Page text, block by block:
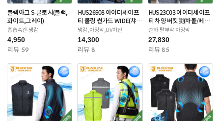
블랙야크 S-쿨토시(블랙,
화이트,그레이)
흡습속건-냉감
4,950
리뷰 59
HUS26908 아이더세이프
티 쿨링 썬가드 WIDE(챠
콜/네이비)
냉감,차양막,UV차단
14,300
리뷰 8
HUS23C03 아이더세이프
티 차양 버킷햇(차콜/베이
지/라이트카키)
춘하-탈부착 차양막
27,830
리뷰 85